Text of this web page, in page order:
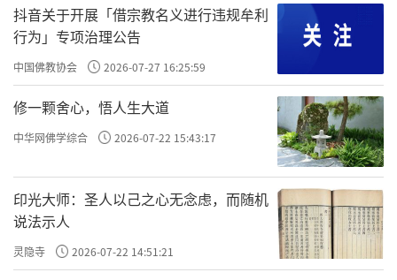
所结成的宝盖放出万道毫光，无量无尽的那么
多的光明，遍照三千大千世界。
修楞严法一定要守戒律，唯有戒律清净才
能相应；否则修法不但不相应，而且还有过。
所以我们出家修道的人一定要持戒律，一
定要遵守戒律。
“勤修戒定慧，息灭贪瞋
痴” ，这才是我们修道的本分。
抖音关于开展「借宗教名义进行违规牟利
行为」专项治理公告
中国佛教协会 2026-07-27 16:25:59
修一颗舍心，悟人生大道
中华网佛学综合 2026-07-22 15:43:17
印光大师：圣人以己之心无念虑，而随机
说法示人
灵隐寺 2026-07-22 14:51:21